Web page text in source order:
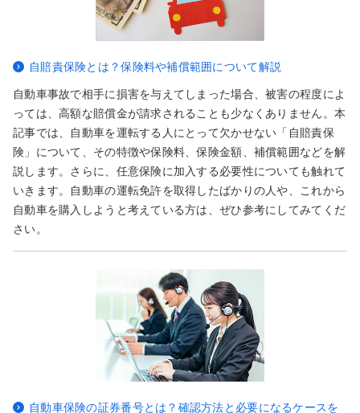
自賠責保険とは？保険料や補償範囲について解説
自動車事故で相手に損害を与えてしまった場合、被害の程度によ
っては、高額な賠償金が請求されることも少なくありません。本
記事では、自動車を運転する人にとって欠かせない「自賠責保
険」について、その特徴や保険料、保険金額、補償範囲などを解
説します。さらに、任意保険に加入する必要性についても触れて
いきます。自動車の運転免許を取得したばかりの人や、これから
自動車を購入しようと考えている方は、ぜひ参考にしてみてくだ
さい。
自動車保険の証券番号とは？確認方法と必要になるケースを